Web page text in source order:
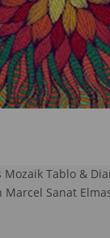
Mozaik Tablo &
Marcel Sanat